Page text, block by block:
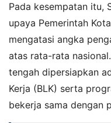
Pada kesempatan itu,
upaya Pemerintah
mengatasi angka
atas rata-rata
tengah dipersiapkan
Kerja (BLK) serta
bekerja sama dengan